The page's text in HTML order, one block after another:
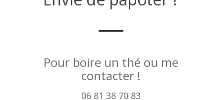
Pour boire un thé ou me
contacter !
06 81 38 70 83